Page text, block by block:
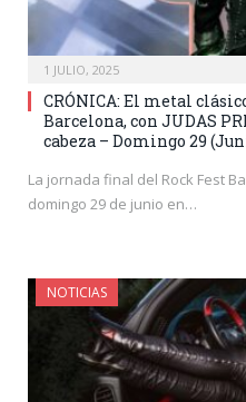
1 JULIO, 2025
CRÓNICA: El metal
Barcelona, con JUDAS
cabeza – Domingo 29
La jornada final del Rock Fest
domingo 29 de junio en…
NOTICIAS